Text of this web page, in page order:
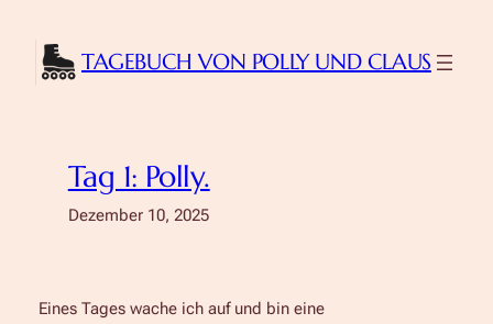
Inhalt
springen TAGEBUCH VON POLLY UND CLAUS
Tag 1: Polly.
Dezember 10, 2025
Eines Tages wache ich auf und bin eine